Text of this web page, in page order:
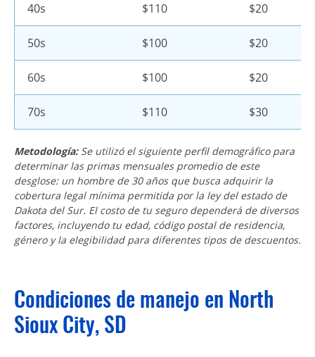
40s $110 $20
50s $100 $20
60s $100 $20
70s $110 $30
Metodología:Se utilizó el siguiente perfil demográfico para
determinar las primas mensuales promedio de este
desglose: un hombre de 30 años que busca adquirir la
cobertura legal mínima permitida por la ley del estado de
Dakota del Sur. El costo de tu seguro dependerá de diversos
factores, incluyendo tu edad, código postal de residencia,
género y la elegibilidad para diferentes tipos de descuentos.
Condiciones de manejo en North
Sioux City, SD